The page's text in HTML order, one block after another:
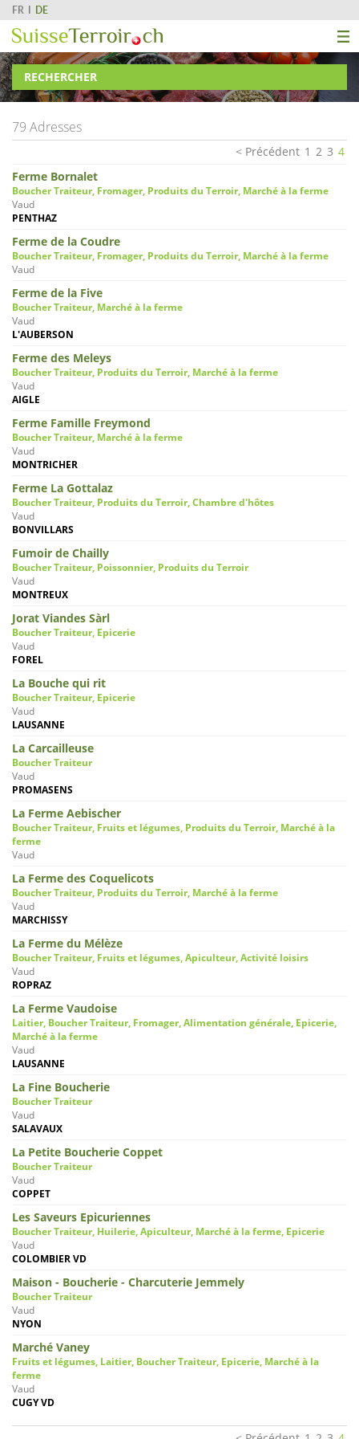
FR DE
RECHERCHER
79 Adresses
Précédent 1 2 3 4
Ferme Bornalet
Boucher Traiteur, Fromager, Produits du Terroir, Marché à la ferme
Vaud
PENTHAZ
Ferme de la Coudre
Boucher Traiteur, Fromager, Produits du Terroir, Marché à la ferme
Vaud
Ferme de la Five
Boucher Traiteur, Marché à la ferme
Vaud
L'AUBERSON
Ferme des Meleys
Boucher Traiteur, Produits du Terroir, Marché à la ferme
Vaud
AIGLE
Ferme Famille Freymond
Boucher Traiteur, Marché à la ferme
Vaud
MONTRICHER
Ferme La Gottalaz
Boucher Traiteur, Produits du Terroir, Chambre d'hôtes
Vaud
BONVILLARS
Fumoir de Chailly
Boucher Traiteur, Poissonnier, Produits du Terroir
Vaud
MONTREUX
Jorat Viandes Sàrl
Boucher Traiteur, Epicerie
Vaud
FOREL
La Bouche qui rit
Boucher Traiteur, Epicerie
Vaud
LAUSANNE
La Carcailleuse
Boucher Traiteur
Vaud
PROMASENS
La Ferme Aebischer
Boucher Traiteur, Fruits et légumes, Produits du Terroir, Marché à la
ferme
Vaud
La Ferme des Coquelicots
Boucher Traiteur, Produits du Terroir, Marché à la ferme
Vaud
MARCHISSY
La Ferme du Mélèze
Boucher Traiteur, Fruits et légumes, Apiculteur, Activité loisirs
Vaud
ROPRAZ
La Ferme Vaudoise
Laitier, Boucher Traiteur, Fromager, Alimentation générale, Epicerie,
Marché à la ferme
Vaud
LAUSANNE
La Fine Boucherie
Boucher Traiteur
Vaud
SALAVAUX
La Petite Boucherie Coppet
Boucher Traiteur
Vaud
COPPET
Les Saveurs Epicuriennes
Boucher Traiteur, Huilerie, Apiculteur, Marché à la ferme, Epicerie
Vaud
COLOMBIER VD
Maison - Boucherie - Charcuterie Jemmely
Boucher Traiteur
Vaud
NYON
Marché Vaney
Fruits et légumes, Laitier, Boucher Traiteur, Epicerie, Marché à la
ferme
Vaud
CUGY VD